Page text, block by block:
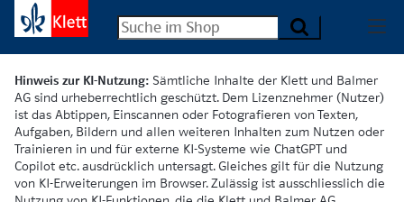
Hinweis zur KI-Nutzung: Sämtliche Inhalte der Klett und Balmer
AG sind urheberrechtlich geschützt. Dem Lizenznehmer (Nutzer)
ist das Abtippen, Einscannen oder Fotografieren von Texten,
Aufgaben, Bildern und allen weiteren Inhalten zum Nutzen oder
Trainieren in und für externe KI-Systeme wie ChatGPT und
Copilot etc. ausdrücklich untersagt. Gleiches gilt für die Nutzung
von KI-Erweiterungen im Browser. Zulässig ist ausschliesslich die